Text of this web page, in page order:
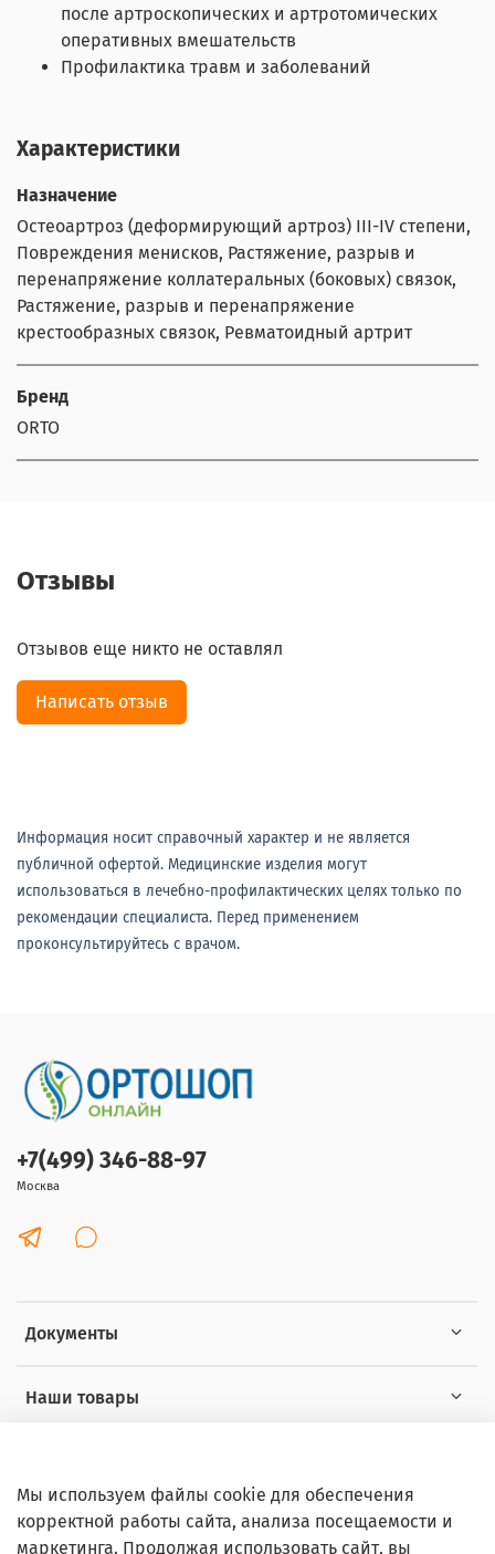
после артроскопических и артротомических
оперативных вмешательств
Профилактика травм и заболеваний
Характеристики
Назначение
Остеоартроз (деформирующий артроз) III-IV степени,
Повреждения менисков, Растяжение, разрыв и
перенапряжение коллатеральных (боковых) связок,
Растяжение, разрыв и перенапряжение
крестообразных связок, Ревматоидный артрит
Бренд
ORTO
Отзывы
Отзывов еще никто не оставлял
Написать отзыв
Информация носит справочный характер и не является
публичной офертой. Медицинские изделия могут
использоваться в лечебно-профилактических целях только по
рекомендации специалиста. Перед применением
проконсультируйтесь с врачом.
Документы
Наши товары
+7(499) 346-88-97
Москва
Мы используем файлы cookie для обеспечения
корректной работы сайта, анализа посещаемости и
маркетинга. Продолжая использовать сайт, вы